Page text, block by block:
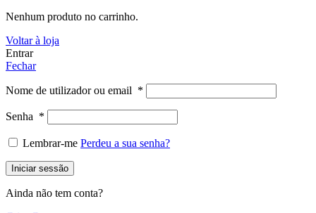
Nenhum produto no carrinho.
Voltar à loja
Entrar
Fechar
Nome de utilizador ou email *
Senha *
Lembrar-me Perdeu a sua senha?
Iniciar sessão
Ainda não tem conta?